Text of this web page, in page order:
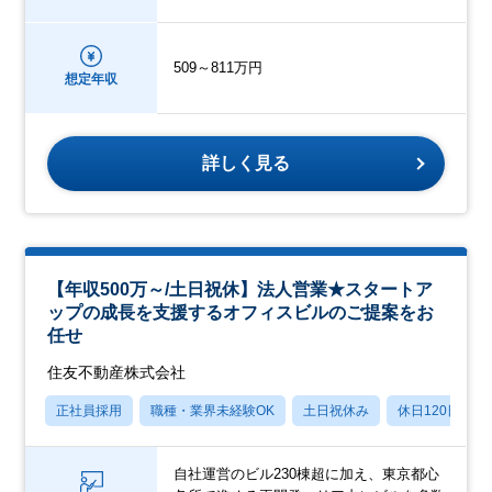
想定年収
509～811万円
詳しく見る
【年収500万～/土日祝休】法人営業★スタートア
ップの成長を支援するオフィスビルのご提案をお
任せ
住友不動産株式会社
正社員採用 職種・業界未経験OK 土日祝休み 休日120日以上
自社運営のビル230棟超に加え、東京都心